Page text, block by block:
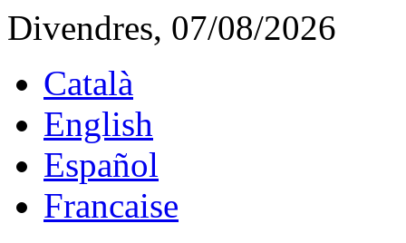
Divendres, 07/08/2026
Català
English
Español
Francaise